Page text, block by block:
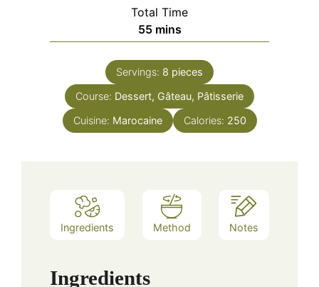
Total Time
55minutes
mins
Servings: 8 pieces
Course: Dessert, Gâteau, Pâtisserie
Cuisine: Marocaine Calories: 250
Ingredients Method Notes
Ingredients